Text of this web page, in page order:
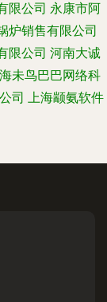
限公司 永康市阿
炉销售有限公司
限公司 河南大诚
未鸟巴巴网络科
司 上海颛氨软件